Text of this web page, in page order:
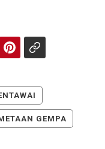
GEMPA